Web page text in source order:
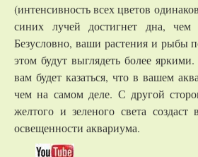
(интенсивность всех цветов
синих лучей достигнет дна,
Безусловно, ваши растения и рыбы
этом будут выглядеть более
вам будет казаться, что в вашем
чем на самом деле. С другой
желтого и зеленого света создаст
освещенности аквариума.